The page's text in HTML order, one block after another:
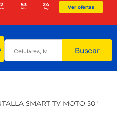
53
Min
23
Seg Ver ofertas
Buscar
SMART TV MOTO 50″